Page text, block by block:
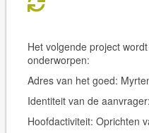
Het volgende project
onderworpen:
Adres van het goed:
Identiteit van de aanvrager:
Hoofdactiviteit: Oprichten